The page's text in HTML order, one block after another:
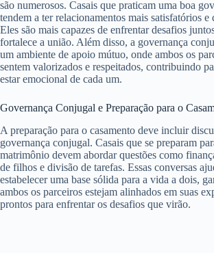
são numerosos. Casais que praticam uma boa
tendem a ter relacionamentos mais satisfatórios e
Eles são mais capazes de enfrentar desafios
fortalece a união. Além disso, a governança
um ambiente de apoio mútuo, onde ambos os
sentem valorizados e respeitados, contribuindo
estar emocional de cada um.
Governança Conjugal e Preparação para o
A preparação para o casamento deve incluir
governança conjugal. Casais que se preparam
matrimônio devem abordar questões como
de filhos e divisão de tarefas. Essas conversas
estabelecer uma base sólida para a vida a dois,
ambos os parceiros estejam alinhados em suas
prontos para enfrentar os desafios que virão.